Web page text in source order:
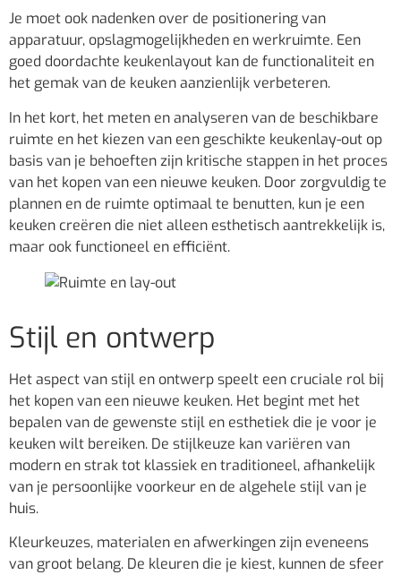
Je moet ook nadenken over de positionering van
apparatuur, opslagmogelijkheden en werkruimte. Een
goed doordachte keukenlayout kan de functionaliteit en
het gemak van de keuken aanzienlijk verbeteren.
In het kort, het meten en analyseren van de beschikbare
ruimte en het kiezen van een geschikte keukenlay-out op
basis van je behoeften zijn kritische stappen in het proces
van het kopen van een nieuwe keuken. Door zorgvuldig te
plannen en de ruimte optimaal te benutten, kun je een
keuken creëren die niet alleen esthetisch aantrekkelijk is,
maar ook functioneel en efficiënt.
Stijl en ontwerp
Het aspect van stijl en ontwerp speelt een cruciale rol bij
het kopen van een nieuwe keuken. Het begint met het
bepalen van de gewenste stijl en esthetiek die je voor je
keuken wilt bereiken. De stijlkeuze kan variëren van
modern en strak tot klassiek en traditioneel, afhankelijk
van je persoonlijke voorkeur en de algehele stijl van je
huis.
Kleurkeuzes, materialen en afwerkingen zijn eveneens
van groot belang. De kleuren die je kiest, kunnen de sfeer